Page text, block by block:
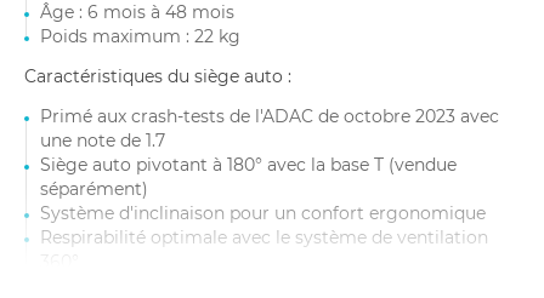
Âge : 6 mois à 48 mois
Poids maximum : 22 kg
Caractéristiques du siège auto :
Primé aux crash-tests de l'ADAC de octobre 2023 avec
une note de 1.7
Siège auto pivotant à 180° avec la base T (vendue
séparément)
Système d'inclinaison pour un confort ergonomique
Respirabilité optimale avec le système de ventilation